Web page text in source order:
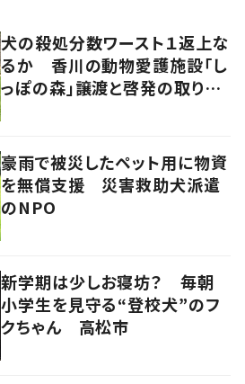
犬の殺処分数ワースト１返上な
るか 香川の動物愛護施設「し
っぽの森」譲渡と啓発の取り組
豪雨で被災したペット用に物資
を無償支援 災害救助犬派遣
のNPO
新学期は少しお寝坊？ 毎朝
小学生を見守る“登校犬”のフ
クちゃん 高松市